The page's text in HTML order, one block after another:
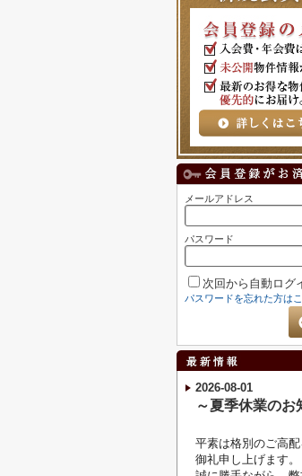
メールアドレス
パスワード
次回から自動ログ
パスワードを忘れた方は
2026-08-01
～夏季休業のお
平素は格別のご高配
御礼申し上げます。